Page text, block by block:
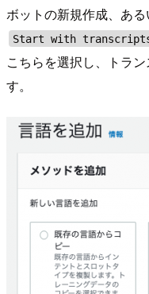
ボットの新規作成、あ
Start with
こちらを選択し、トラ
す。